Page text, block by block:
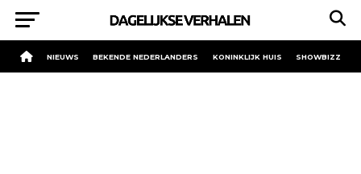
NIEUWS BEKENDE NEDERLANDERS KONINKLIJK HUIS SHOWBIZZ